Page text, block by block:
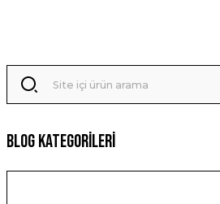
Blog Kategorileri